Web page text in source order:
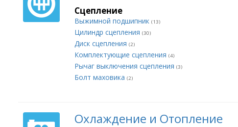
Сцепление
Выжимной подшипник (13)
Цилиндр сцепления (30)
Диск сцепления (2)
Комплектующие сцепления (4)
Рычаг выключения сцепления (3)
Болт маховика (2)
Охлаждение и Отопление